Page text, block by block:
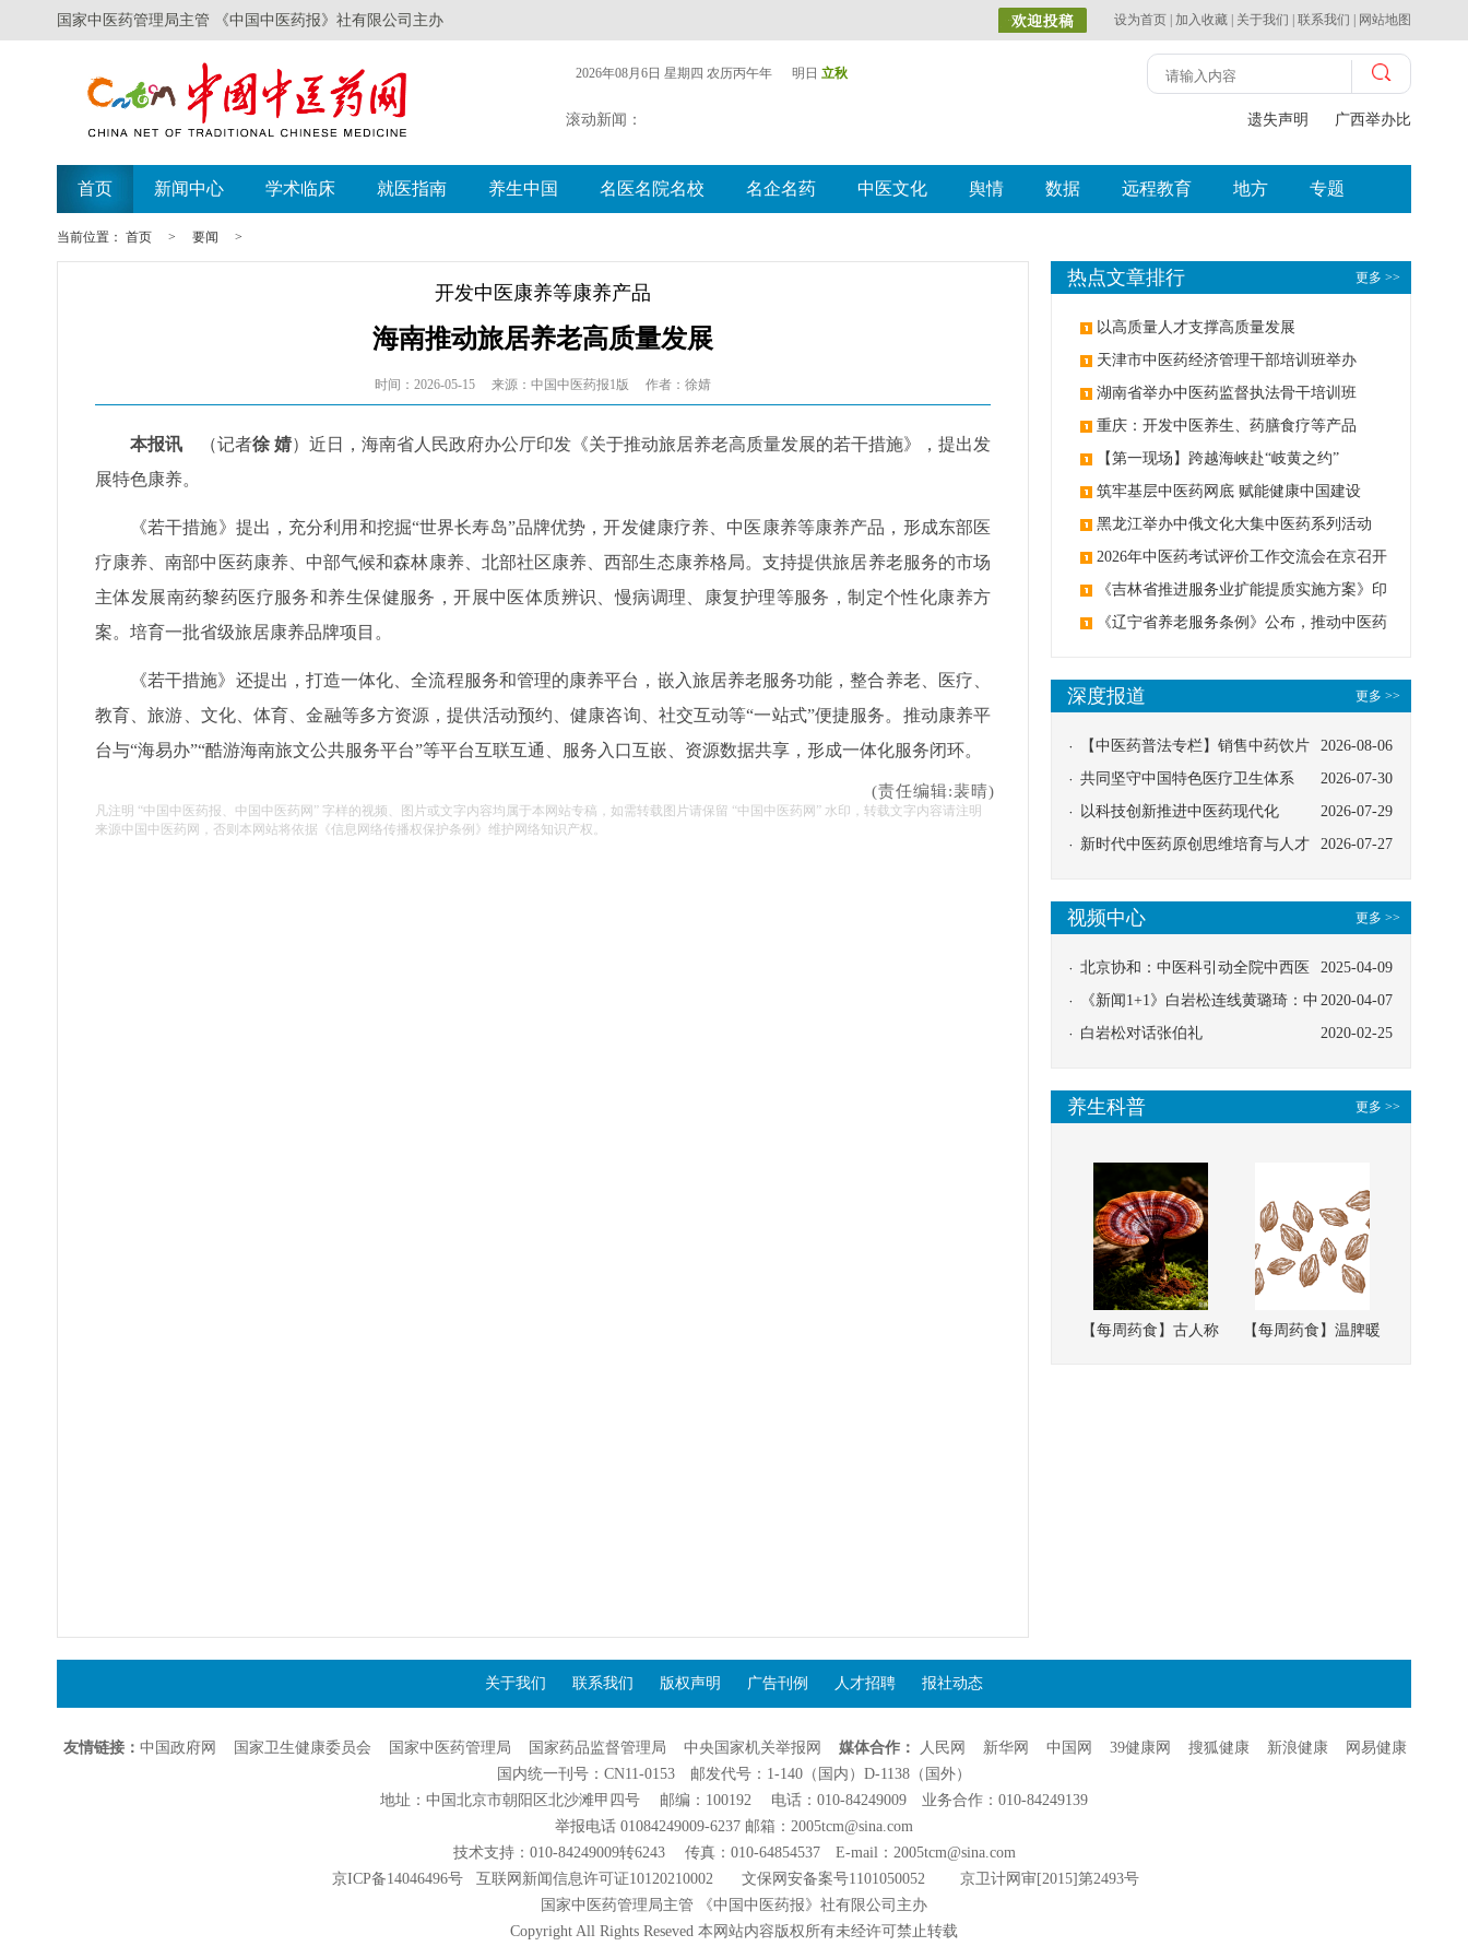
国家中医药管理局主管 《中国中医药报》社有限公司主办 设为首页 加入收藏 关于我们 联系我们 网站地图
2026年08月6日 星期四 农历丙午年 明日 立秋
滚动新闻： 遗失声明 广西举办比赛探索
首页 新闻中心 学术临床 就医指南 养生中国 名医名院名校 名企名药 中医文化 舆情 数据 远程教育 地方 专题
当前位置： 首页 > 要闻 >
开发中医康养等康养产品
海南推动旅居养老高质量发展
时间：2026-05-15 来源：中国中医药报1版 作者：徐婧
本报讯 （记者徐 婧）近日，海南省人民政府办公厅印发《关于推动旅居养老高质量发展的若干措施》，提出发
展特色康养。
《若干措施》提出，充分利用和挖掘“世界长寿岛”品牌优势，开发健康疗养、中医康养等康养产品，形成东部医
疗康养、南部中医药康养、中部气候和森林康养、北部社区康养、西部生态康养格局。支持提供旅居养老服务的市场
主体发展南药黎药医疗服务和养生保健服务，开展中医体质辨识、慢病调理、康复护理等服务，制定个性化康养方
案。培育一批省级旅居康养品牌项目。
《若干措施》还提出，打造一体化、全流程服务和管理的康养平台，嵌入旅居养老服务功能，整合养老、医疗、
教育、旅游、文化、体育、金融等多方资源，提供活动预约、健康咨询、社交互动等“一站式”便捷服务。推动康养平
台与“海易办”“酷游海南旅文公共服务平台”等平台互联互通、服务入口互嵌、资源数据共享，形成一体化服务闭环。
(责任编辑:裴晴)
凡注明 “中国中医药报、中国中医药网” 字样的视频、图片或文字内容均属于本网站专稿，如需转载图片请保留 “中国中医药网” 水印，转载文字内容请注明
来源中国中医药网，否则本网站将依据《信息网络传播权保护条例》维护网络知识产权。
更多 >>
热点文章排行
以高质量人才支撑高质量发展
天津市中医药经济管理干部培训班举办
湖南省举办中医药监督执法骨干培训班
重庆：开发中医养生、药膳食疗等产品
【第一现场】跨越海峡赴“岐黄之约”
筑牢基层中医药网底 赋能健康中国建设
黑龙江举办中俄文化大集中医药系列活动
2026年中医药考试评价工作交流会在京召开
《吉林省推进服务业扩能提质实施方案》印
发：创建中医类国家医学中心
《辽宁省养老服务条例》公布，推动中医药
更多 >>
深度报道
2026-08-06
【中医药普法专栏】销售中药饮片
应告知煎服方法及注意事项
2026-07-30
共同坚守中国特色医疗卫生体系
2026-07-29
以科技创新推进中医药现代化
2026-07-27
新时代中医药原创思维培育与人才
更多 >>
视频中心
2025-04-09
北京协和：中医科引动全院中西医
协同
2020-04-07
《新闻1+1》白岩松连线黄璐琦：中
医救治的临床效果
2020-02-25
白岩松对话张伯礼
更多 >>
养生科普
【每周药食】古人称
【每周药食】温脾暖
关于我们 联系我们 版权声明 广告刊例 人才招聘 报社动态
友情链接： 中国政府网 国家卫生健康委员会 国家中医药管理局 国家药品监督管理局 中央国家机关举报网 媒体合作： 人民网 新华网 中国网 39健康网 搜狐健康 新浪健康
网易健康
国内统一刊号：CN11-0153 邮发代号：1-140（国内）D-1138（国外）
地址：中国北京市朝阳区北沙滩甲四号 邮编：100192 电话：010-84249009 业务合作：010-84249139
举报电话 01084249009-6237 邮箱：2005tcm@sina.com
技术支持：010-84249009转6243 传真：010-64854537 E-mail：2005tcm@sina.com
京ICP备14046496号
互联网新闻信息许可证10120210002文保网安备案号1101050052 京卫计网审[2015]第2493号
国家中医药管理局主管 《中国中医药报》社有限公司主办
Copyright All Rights Reseved 本网站内容版权所有未经许可禁止转载